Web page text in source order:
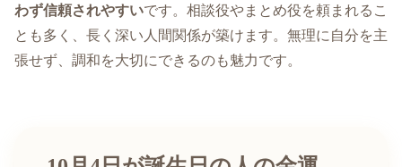
わず信頼されやすいです。相談役やまとめ役を頼まれるこ
とも多く、長く深い人間関係が築けます。無理に自分を主
張せず、調和を大切にできるのも魅力です。